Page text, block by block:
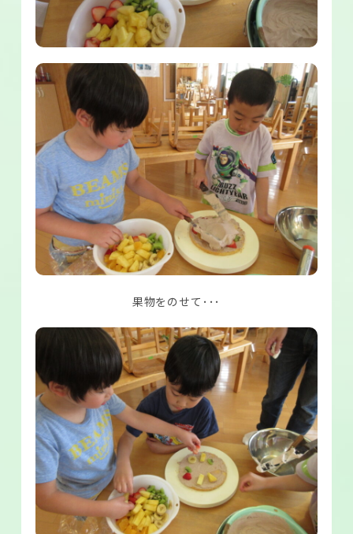
果物をのせて･･･